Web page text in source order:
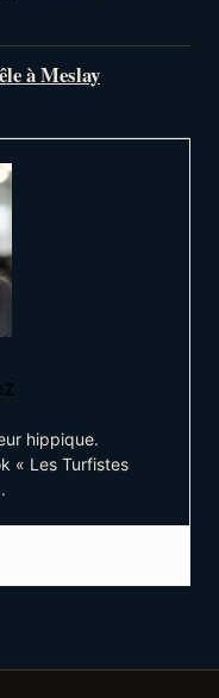
à Meslay
hippique.
« Les Turfistes